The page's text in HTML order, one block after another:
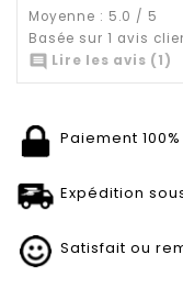
Moyenne : 5.0 / 5
Basée sur 1 avis
 Lire les avis (1)
Paiement
Expédition
Satisfait ou